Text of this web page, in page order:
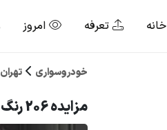
خانه تعرفه امروز
خودروسواری تهران
مزایده 206 رنگ : سفید مدل : 89